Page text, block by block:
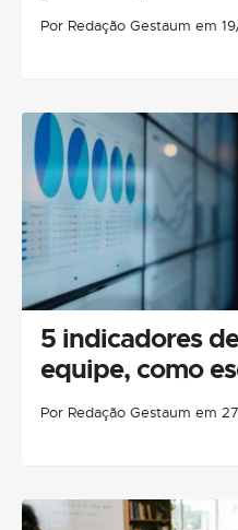
Por Redação Gestaum em
5 indicadores
equipe, como
Por Redação Gestaum em